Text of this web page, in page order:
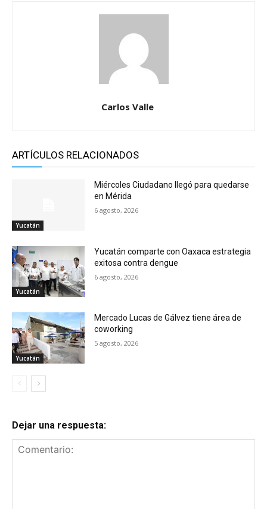
Carlos Valle
ARTÍCULOS RELACIONADOS
Yucatán
Miércoles Ciudadano llegó para quedarse
en Mérida
6 agosto, 2026
Yucatán
Yucatán comparte con Oaxaca estrategia
exitosa contra dengue
6 agosto, 2026
Yucatán
Mercado Lucas de Gálvez tiene área de
coworking
5 agosto, 2026
Dejar una respuesta: